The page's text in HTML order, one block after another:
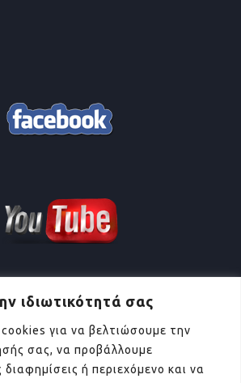
ιδιωτικότητά σας
για να βελτιώσουμε την
σας, να προβάλλουμε
διαφημίσεις ή περιεχόμενο και να